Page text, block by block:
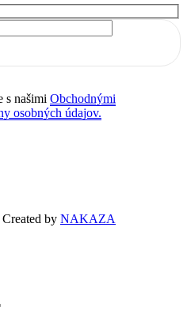
s našimi Obchodnými
osobných údajov.
by NAKAZA